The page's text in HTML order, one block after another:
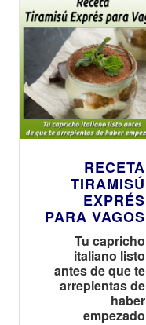
RECETA
TIRAMISÚ
EXPRÉS
PARA VAGOS
Tu capricho
italiano listo
antes de que te
arrepientas de
haber
empezado